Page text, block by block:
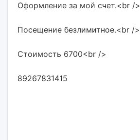
Оформление за мой счет.<br />
Посещение безлимитное.<br />
Стоимость 6700<br />
89267831415